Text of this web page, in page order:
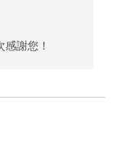
謝您！